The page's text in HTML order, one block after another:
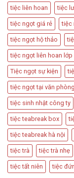
tiệc liên hoan tiệc
tiệc ngọt giá rẻ tiệc
tiệc ngọt hộ thảo
tiệc ngọt liên hoan lớp
Tiệc ngọt sự kiện
tiệc ngọt tại văn phòng
tiệc sinh nhật công ty
tiệc teabreak box
tiệc teabreak hà nội
tiệc trà tiệc trà nhẹ
tiệc tất niên tiệc